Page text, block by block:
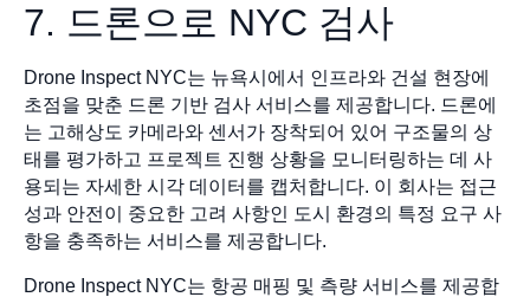
7. 드론으로 NYC 검사
Drone Inspect NYC는 뉴욕시에서 인프라와 건설 현장에
초점을 맞춘 드론 기반 검사 서비스를 제공합니다. 드론에
는 고해상도 카메라와 센서가 장착되어 있어 구조물의 상
태를 평가하고 프로젝트 진행 상황을 모니터링하는 데 사
용되는 자세한 시각 데이터를 캡처합니다. 이 회사는 접근
성과 안전이 중요한 고려 사항인 도시 환경의 특정 요구 사
항을 충족하는 서비스를 제공합니다.
Drone Inspect NYC는 항공 매핑 및 측량 서비스를 제공합